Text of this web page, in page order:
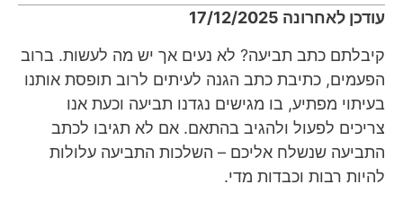
עודכן לאחרונה 17/12/2025
קיבלתם כתב תביעה? לא נעים אך יש מה לעשות. ברוב
הפעמים, כתיבת כתב הגנה לעיתים לרוב תופסת אותנו
בעיתוי מפתיע, בו מגישים נגדנו תביעה וכעת אנו
צריכים לפעול ולהגיב בהתאם. אם לא תגיבו לכתב
התביעה שנשלח אליכם – השלכות התביעה עלולות
להיות רבות וכבדות מדי.